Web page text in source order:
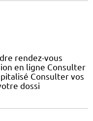
rendez-vous
en ligne Consulter
Consulter vos
dossi